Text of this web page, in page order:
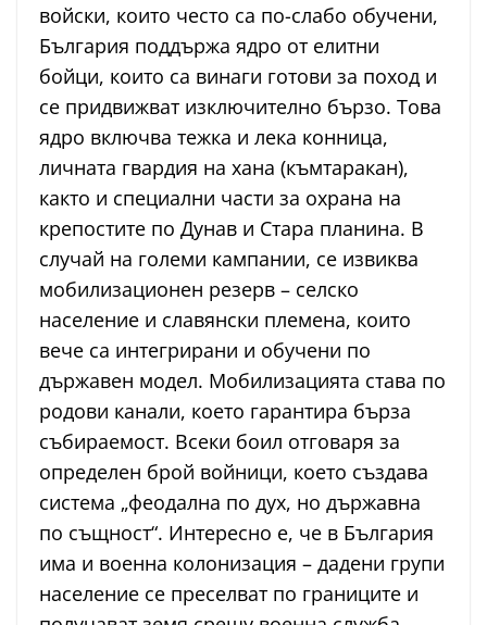
войски, които често са по-слабо обучени,
България поддържа ядро от елитни
бойци, които са винаги готови за поход и
се придвижват изключително бързо. Това
ядро включва тежка и лека конница,
личната гвардия на хана (къмтаракан),
както и специални части за охрана на
крепостите по Дунав и Стара планина. В
случай на големи кампании, се извиква
мобилизационен резерв – селско
население и славянски племена, които
вече са интегрирани и обучени по
държавен модел. Мобилизацията става по
родови канали, което гарантира бърза
събираемост. Всеки боил отговаря за
определен брой войници, което създава
система „феодална по дух, но държавна
по същност“. Интересно е, че в България
има и военна колонизация – дадени групи
население се преселват по границите и